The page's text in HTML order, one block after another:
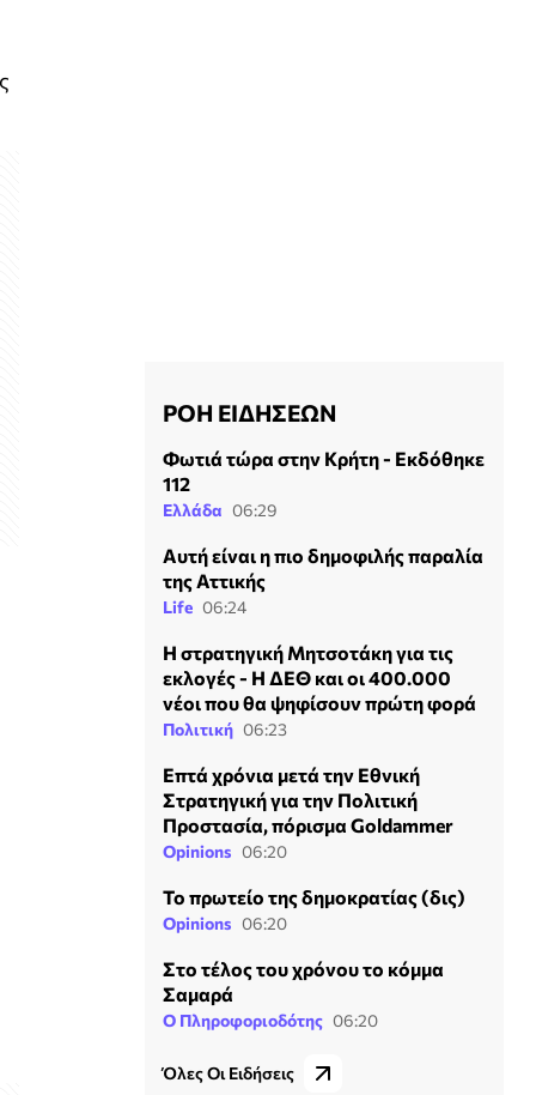
ΡΟΗ ΕΙΔΗΣΕΩΝ
Φωτιά τώρα στην Κρήτη - Εκδόθηκε
112
Ελλάδα 06:29
Αυτή είναι η πιο δημοφιλής παραλία
της Αττικής
Life 06:24
Η στρατηγική Μητσοτάκη για τις
εκλογές - Η ΔΕΘ και οι 400.000
νέοι που θα ψηφίσουν πρώτη φορά
Πολιτική 06:23
Επτά χρόνια μετά την Εθνική
Στρατηγική για την Πολιτική
Προστασία, πόρισμα Goldammer
Opinions 06:20
Το πρωτείο της δημοκρατίας (δις)
Opinions 06:20
Στο τέλος του χρόνου το κόμμα
Σαμαρά
Ο Πληροφοριοδότης 06:20
Όλες Οι Ειδήσεις